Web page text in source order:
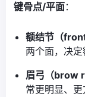
键骨点/平面：
额结节（
两个面，决定
眉弓（brow
常更明显、